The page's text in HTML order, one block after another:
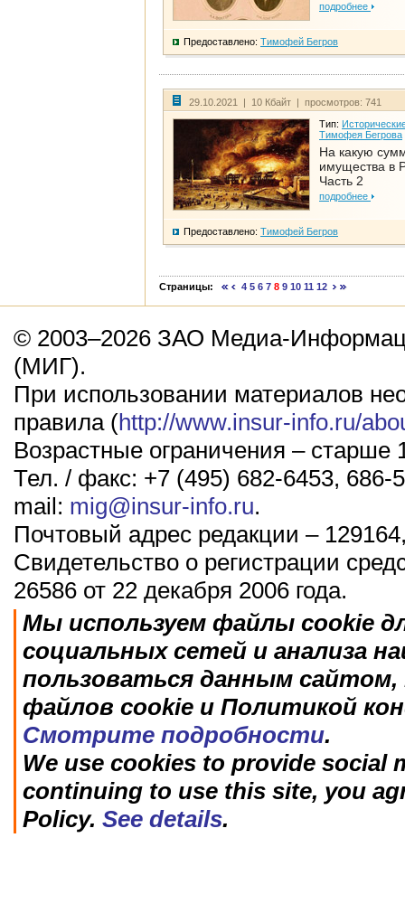
подробнее
Предоставлено: Тимофей Бегров
29.10.2021 | 10 Кбайт | просмотров: 741
Тип:
Тимофея Бегрова
На какую
имущества в
Часть 2
подробнее
Предоставлено: Тимофей Бегров
Страницы: 4 5 6 7 8 9 10 11 12
© 2003–2026 ЗАО Медиа-
(МИГ).
При использовании материалов
правила (http://www.insur-info.ru/
Возрастные ограничения – старше
Тел. / факс: +7 (495) 682-6453, 686-
mail: mig@insur-info.ru.
Почтовый адрес редакции –
Свидетельство о регистрации
26586 от 22 декабря 2006 года.
Мы используем файлы cookie
социальных сетей и анализа
пользоваться данным
файлов cookie и Политикой
Смотрите подробности.
We use cookies to provide social
continuing to use this site, you
Policy. See details.